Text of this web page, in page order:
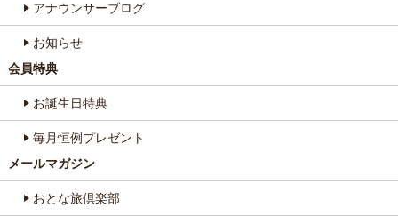
アナウンサーブログ
お知らせ
会員特典
お誕生日特典
毎月恒例プレゼント
メールマガジン
おとな旅倶楽部